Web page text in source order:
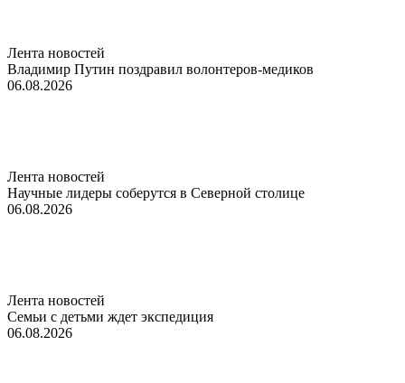
Лента новостей
Владимир Путин поздравил волонтеров-медиков
06.08.2026
Лента новостей
Научные лидеры соберутся в Северной столице
06.08.2026
Лента новостей
Семьи с детьми ждет экспедиция
06.08.2026